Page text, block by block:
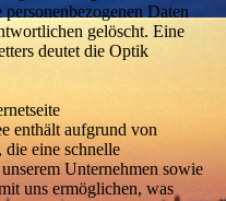
Daten
gelöscht. Eine
deutet die Optik
enthält aufgrund von
eine schnelle
Unternehmen sowie
uns ermöglichen, was